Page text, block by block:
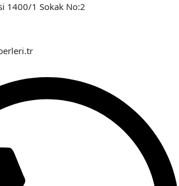
1400/1 Sokak No:2